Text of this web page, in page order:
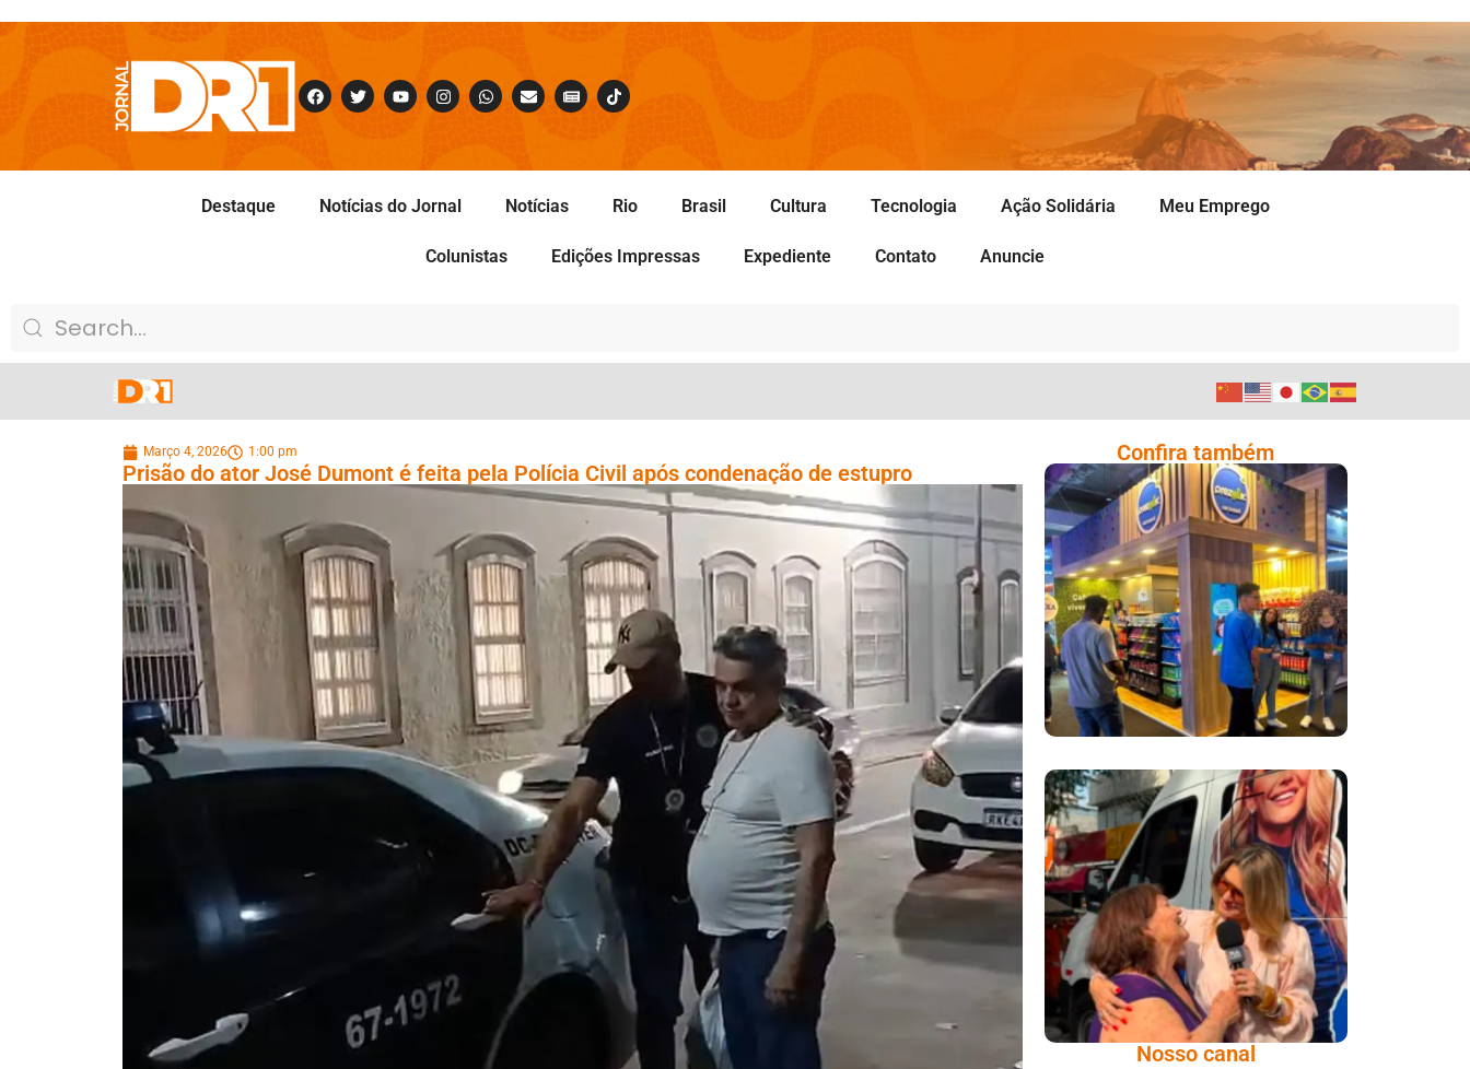
Destaque Notícias do Jornal Notícias Rio Brasil Cultura Tecnologia Ação Solidária Meu Emprego
Colunistas Edições Impressas Expediente Contato Anuncie
Março 4, 2026 1:00 pm
Prisão do ator José Dumont é feita pela Polícia Civil após condenação de estupro
Confira também
Cencosud Promove
Inovação No Brasil
Com A Participação
Do Prezunic No Rio
Innovation Week
2026
​Segurança Pública
Lidera Queixas De
Moradores Do Rio Em
Escuta Promovida
Por Antônia
Fontenelle
Nosso canal